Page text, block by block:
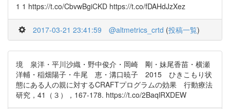
1 1 https://t.co/CbvwBgiCKD https://t.co/fDAHdJzXez
2017-03-21 23:41:59 @altmetrics_crtd (投稿一覧)
境 泉洋・平川沙織・野中俊介・岡崎 剛・妹尾香苗・横瀬
洋輔・稲畑陽子・牛尾 恵・溝口暁子 2015 ひきこもり状
態にある人の親に対するCRAFTプログラムの効果 行動療法
研究，41（３），167-178. https://t.co/2BaqlRXDEW